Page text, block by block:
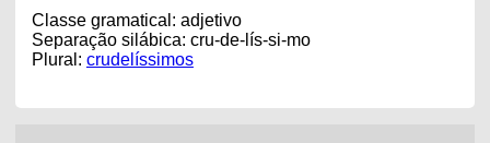
Classe gramatical: adjetivo
Separação silábica: cru-de-lís-si-mo
Plural: crudelíssimos